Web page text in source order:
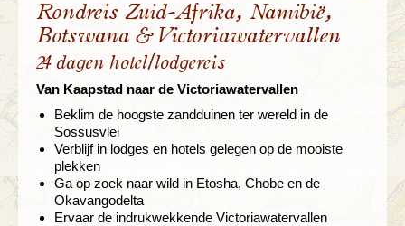
Rondreis Zuid-Afrika, Namibië,
Botswana & Victoriawatervallen
24 dagen hotel/lodgereis
Van Kaapstad naar de Victoriawatervallen
Beklim de hoogste zandduinen ter wereld in de
Sossusvlei
Verblijf in lodges en hotels gelegen op de mooiste
plekken
Ga op zoek naar wild in Etosha, Chobe en de
Okavangodelta
Ervaar de indrukwekkende Victoriawatervallen